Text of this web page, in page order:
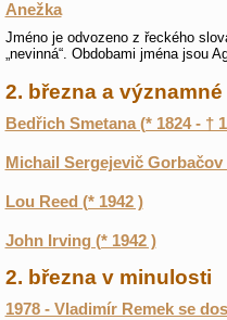
Anežka
Jméno je odvozeno z řeckého
„nevinná“. Obdobami jména jsou
2. března a
Bedřich Smetana (* 1824 - †
Michail Sergejevič Gorbačov
Lou Reed (* 1942 )
John Irving (* 1942 )
2. března v minulosti
1978 - Vladimír Remek se